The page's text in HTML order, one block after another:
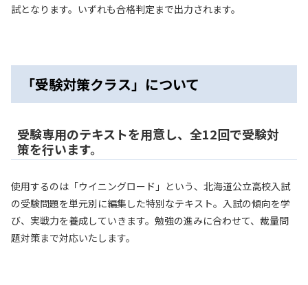
試となります。いずれも合格判定まで出力されます。
「受験対策クラス」について
受験専用のテキストを用意し、全12回で受験対
策を行います。
使用するのは「ウイニングロード」という、北海道公立高校入試
の受験問題を単元別に編集した特別なテキスト。入試の傾向を学
び、実戦力を養成していきます。勉強の進みに合わせて、裁量問
題対策まで対応いたします。